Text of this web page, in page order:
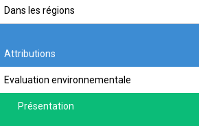
Dans les régions
Attributions
Evaluation environnementale
Présentation